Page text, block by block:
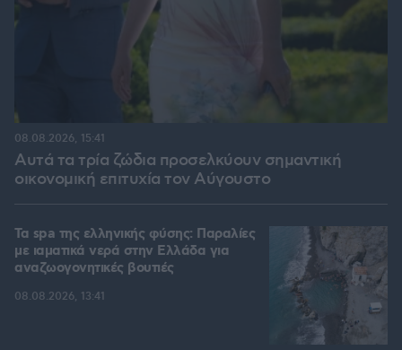
Αυτά τα τρία ζώδια προσελκύουν σημαντική
οικονομική επιτυχία τον Αύγουστο
08.08.2026, 15:41
Τα spa της ελληνικής φύσης: Παραλίες
με ιαματικά νερά στην Ελλάδα για
αναζωογονητικές βουτιές
08.08.2026, 13:41